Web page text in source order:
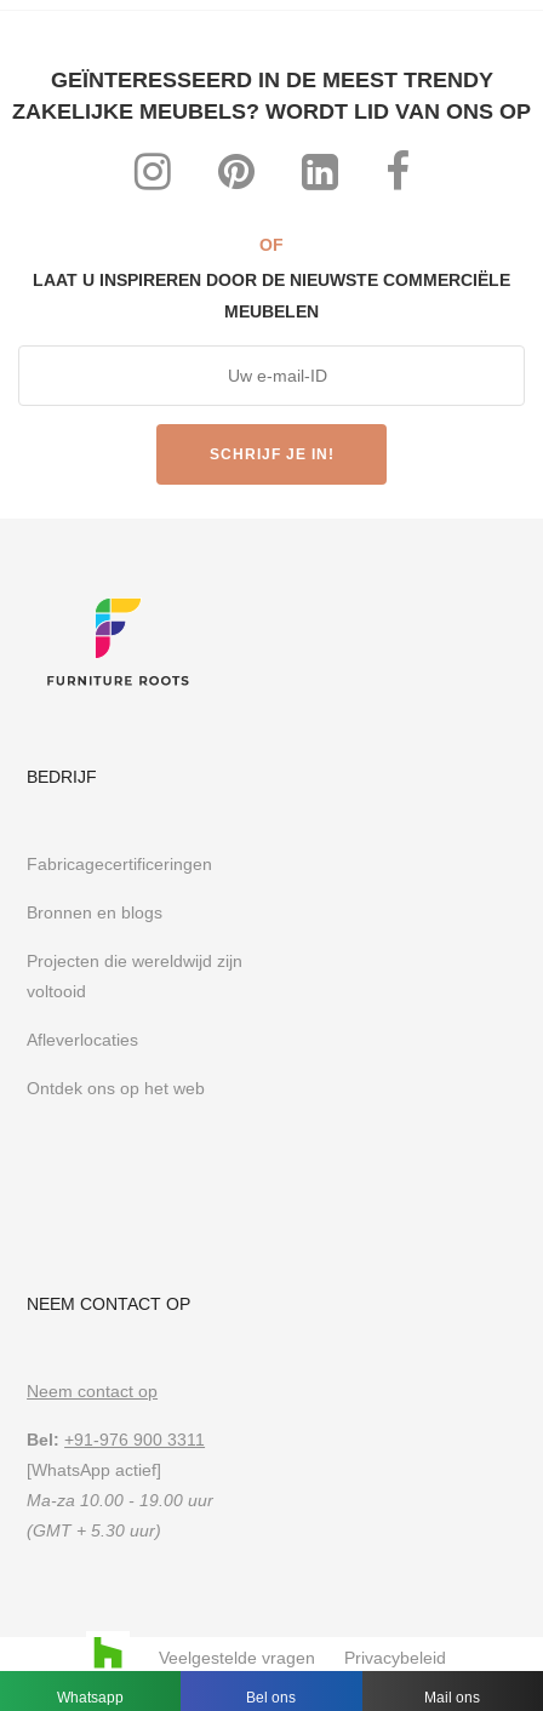
GEÏNTERESSEERD IN DE MEEST TRENDY
ZAKELIJKE MEUBELS? WORDT LID VAN ONS OP
OF
LAAT U INSPIREREN DOOR DE NIEUWSTE COMMERCIËLE
MEUBELEN
BEDRIJF
Fabricagecertificeringen
Bronnen en blogs
Projecten die wereldwijd zijn
voltooid
Afleverlocaties
Ontdek ons op het web
NEEM CONTACT OP
Neem contact op
Bel: +91-976 900 3311
[WhatsApp actief]
Ma-za 10.00 - 19.00 uur
(GMT + 5.30 uur)
Veelgestelde vragen
Privacybeleid
Gebruiksvoorwaarden
Whatsapp Bel ons Mail ons